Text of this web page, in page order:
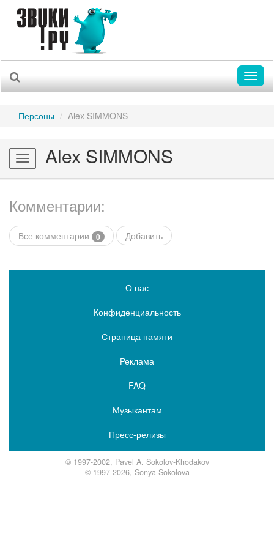
Персоны Alex SIMMONS
Toggle
navigation
Alex SIMMONS
Комментарии:
Все комментарии 0 Добавить
О нас
Конфиденциальность
Страница памяти
Реклама
FAQ
Музыкантам
Пресс-релизы
© 1997-2002, Pavel A. Sokolov-Khodakov
© 1997-2026, Sonya Sokolova